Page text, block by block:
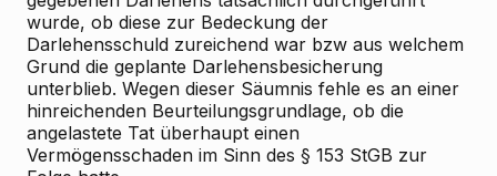
wurde, ob diese zur Bedeckung der
Darlehensschuld zureichend war bzw aus welchem
Grund die geplante Darlehensbesicherung
unterblieb. Wegen dieser Säumnis fehle es an einer
hinreichenden Beurteilungsgrundlage, ob die
angelastete Tat überhaupt einen
Vermögensschaden im Sinn des § 153 StGB zur